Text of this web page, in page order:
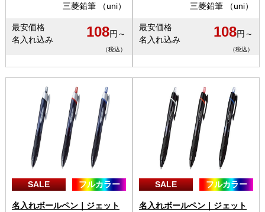
三菱鉛筆 （uni）
最安価格
名入れ込み
108円～
（税込）
三菱鉛筆 （uni）
最安価格
名入れ込み
108円～
（税込）
SALE フルカラー
名入れボールペン｜ジェット
SALE フルカラー
名入れボールペン｜ジェット